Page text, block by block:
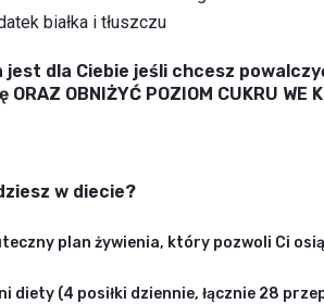
białka i tłuszczu
jest dla Ciebie jeśli chcesz
OBNIŻYĆ POZIOM CUKRU WE
w diecie?
plan żywienia, który pozwoli Ci
diety (4 posiłki dziennie, łącznie 28